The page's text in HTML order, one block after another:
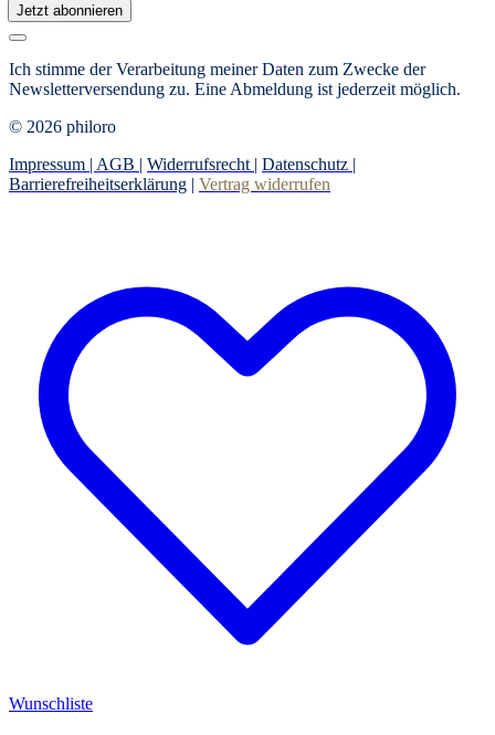
Jetzt abonnieren
Ich stimme der Verarbeitung meiner Daten zum Zwecke der
Newsletterversendung zu. Eine Abmeldung ist jederzeit möglich.
© 2026 philoro
Impressum | AGB | Widerrufsrecht | Datenschutz |
Barrierefreiheitserklärung | Vertrag widerrufen
Wunschliste